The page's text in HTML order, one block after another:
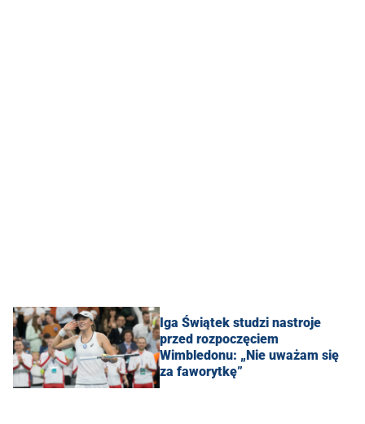
Iga Świątek studzi nastroje
przed rozpoczęciem
Wimbledonu: „Nie uważam się
za faworytkę”